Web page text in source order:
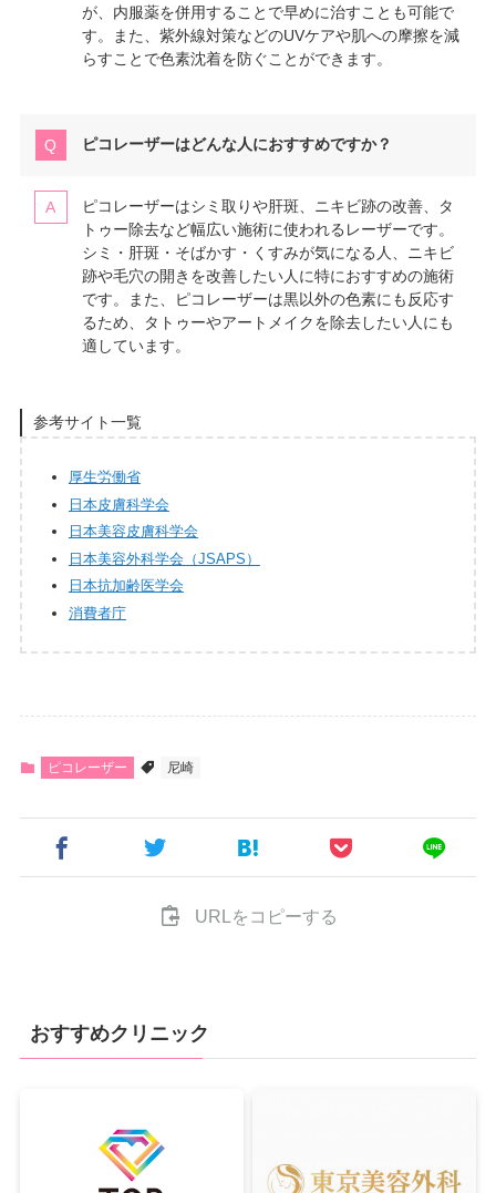
が、内服薬を併用することで早めに治すことも可能で
す。また、紫外線対策などのUVケアや肌への摩擦を減
らすことで色素沈着を防ぐことができます。
ピコレーザーはどんな人におすすめですか？
ピコレーザーはシミ取りや肝斑、ニキビ跡の改善、タ
トゥー除去など幅広い施術に使われるレーザーです。
シミ・肝斑・そばかす・くすみが気になる人、ニキビ
跡や毛穴の開きを改善したい人に特におすすめの施術
です。また、ピコレーザーは黒以外の色素にも反応す
るため、タトゥーやアートメイクを除去したい人にも
適しています。
参考サイト一覧
厚生労働省
日本皮膚科学会
日本美容皮膚科学会
日本美容外科学会（JSAPS）
日本抗加齢医学会
消費者庁
ピコレーザー 尼崎
URLをコピーする
おすすめクリニック